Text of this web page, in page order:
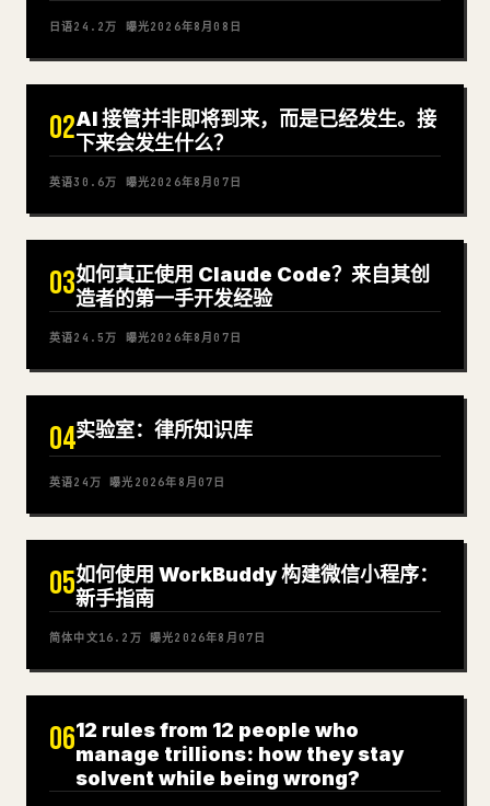
日语24.2万 曝光2026年8月08日
02AI 接管并非即将到来，而是已经发生。接
下来会发生什么？
英语30.6万 曝光2026年8月07日
03如何真正使用 Claude Code？来自其创
造者的第一手开发经验
英语24.5万 曝光2026年8月07日
04实验室：律所知识库
英语24万 曝光 2026年8月07日
05如何使用 WorkBuddy 构建微信小程序：
新手指南
简体中文16.2万 曝光2026年8月07日
0612 rules from 12 people who
manage trillions: how they stay
solvent while being wrong?